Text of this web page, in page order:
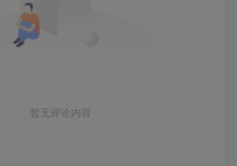
暂无评论内容